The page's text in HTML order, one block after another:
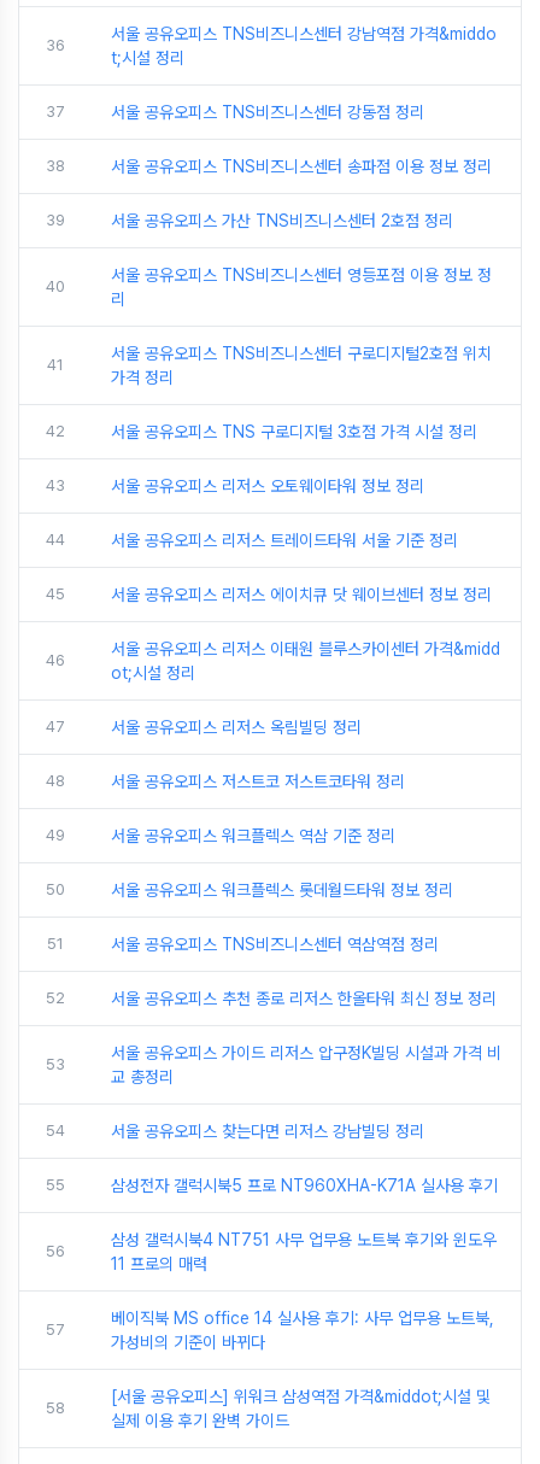
36
서울 공유오피스 TNS비즈니스센터 강남역점 가격&middo
t;시설 정리
37 서울 공유오피스 TNS비즈니스센터 강동점 정리
38 서울 공유오피스 TNS비즈니스센터 송파점 이용 정보 정리
39 서울 공유오피스 가산 TNS비즈니스센터 2호점 정리
40
서울 공유오피스 TNS비즈니스센터 영등포점 이용 정보 정
리
41
서울 공유오피스 TNS비즈니스센터 구로디지털2호점 위치
가격 정리
42 서울 공유오피스 TNS 구로디지털 3호점 가격 시설 정리
43 서울 공유오피스 리저스 오토웨이타워 정보 정리
44 서울 공유오피스 리저스 트레이드타워 서울 기준 정리
45 서울 공유오피스 리저스 에이치큐 닷 웨이브센터 정보 정리
46
서울 공유오피스 리저스 이태원 블루스카이센터 가격&midd
ot;시설 정리
47 서울 공유오피스 리저스 옥림빌딩 정리
48 서울 공유오피스 저스트코 저스트코타워 정리
49 서울 공유오피스 워크플렉스 역삼 기준 정리
50 서울 공유오피스 워크플렉스 롯데월드타워 정보 정리
51 서울 공유오피스 TNS비즈니스센터 역삼역점 정리
52 서울 공유오피스 추천 종로 리저스 한올타워 최신 정보 정리
53
서울 공유오피스 가이드 리저스 압구정K빌딩 시설과 가격 비
교 총정리
54 서울 공유오피스 찾는다면 리저스 강남빌딩 정리
55 삼성전자 갤럭시북5 프로 NT960XHA-K71A 실사용 후기
56
삼성 갤럭시북4 NT751 사무 업무용 노트북 후기와 윈도우
11 프로의 매력
57
베이직북 MS office 14 실사용 후기: 사무 업무용 노트북,
가성비의 기준이 바뀌다
58
[서울 공유오피스] 위워크 삼성역점 가격&middot;시설 및
실제 이용 후기 완벽 가이드